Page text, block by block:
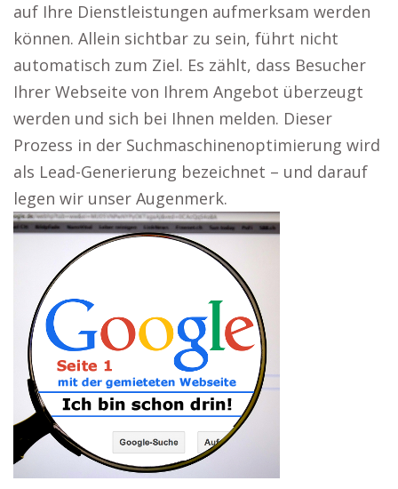
auf Ihre Dienstleistungen aufmerksam werden
können. Allein sichtbar zu sein, führt nicht
automatisch zum Ziel. Es zählt, dass Besucher
Ihrer Webseite von Ihrem Angebot überzeugt
werden und sich bei Ihnen melden. Dieser
Prozess in der Suchmaschinenoptimierung wird
als Lead-Generierung bezeichnet – und darauf
legen wir unser Augenmerk.